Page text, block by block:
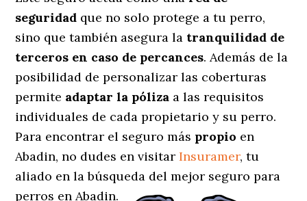
seguridad que no solo protege a tu perro,
sino que también asegura la tranquilidad de
terceros en caso de percances. Además de la
posibilidad de personalizar las coberturas
permite adaptar la póliza a las requisitos
individuales de cada propietario y su perro.
Para encontrar el seguro más propio en
Abadin, no dudes en visitarInsuramer, tu
aliado en la búsqueda del mejor seguro para
perros en Abadin.